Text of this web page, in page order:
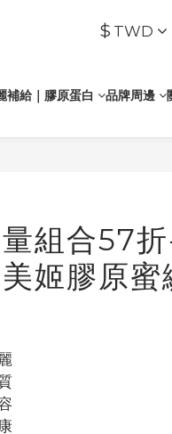
$ TWD
補給｜膠原蛋白 品牌周邊
量組合57
姬膠原蜜